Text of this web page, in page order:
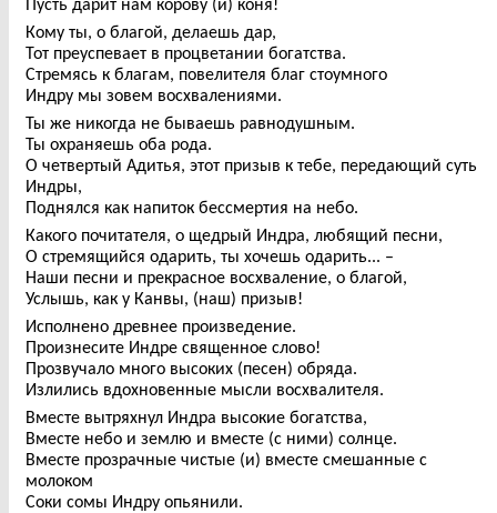
Кому ты, о благой, делаешь дар,
Тот преуспевает в процветании богатства.
Стремясь к благам, повелителя благ стоумного
Индру мы зовем восхвалениями.
Ты же никогда не бываешь равнодушным.
Ты охраняешь оба рода.
О четвертый Адитья, этот призыв к тебе, передающий суть
Индры,
Поднялся как напиток бессмертия на небо.
Какого почитателя, о щедрый Индра, любящий песни,
О стремящийся одарить, ты хочешь одарить... –
Наши песни и прекрасное восхваление, о благой,
Услышь, как у Канвы, (наш) призыв!
Исполнено древнее произведение.
Произнесите Индре священное слово!
Прозвучало много высоких (песен) обряда.
Излились вдохновенные мысли восхвалителя.
Вместе вытряхнул Индра высокие богатства,
Вместе небо и землю и вместе (с ними) солнце.
Вместе прозрачные чистые (и) вместе смешанные с
молоком
Соки сомы Индру опьянили.